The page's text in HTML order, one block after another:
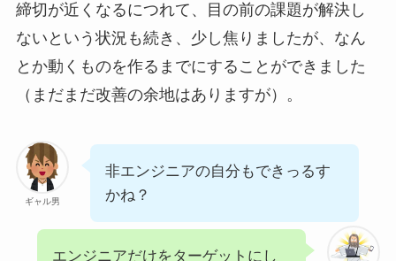
締切が近くなるにつれて、目の前の課題が解決し
ないという状況も続き、少し焦りましたが、なん
とか動くものを作るまでにすることができました
（まだまだ改善の余地はありますが）。
ギャル男
非エンジニアの自分もできっるす
かね？
エンジニアだけをターゲットにし